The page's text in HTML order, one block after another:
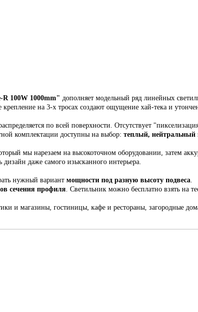
R 100W 1000mm" дополняет модельный ряд линейных
крепление на 3-х тросах создают ощущение хай-тека и
по всей поверхности. Отсутствует
комплектации доступны на выбор: теплый, нейтральный
мы нарезаем на высокоточном оборудовании, затем
даже самого изысканного интерьера.
нужный вариант мощности под разную высоту подвеса.
сечения профиля. Светильник можно бесплатно взять на
и магазины, гостиницы, кафе и рестораны, загородные